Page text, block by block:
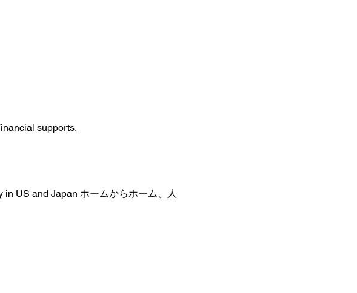
supports.
US and Japan ホームからホーム、人